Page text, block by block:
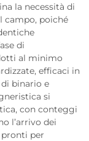
la necessità di
campo, poiché
di
al minimo
efficaci in
binario e
si
con conteggi
l’arrivo dei
per